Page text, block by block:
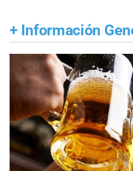
+ Información